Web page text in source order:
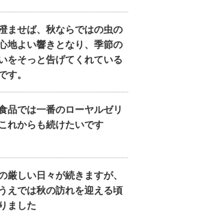
ませば、秋ならではの虫の
地よい響きとなり、季節の
をそっと告げてくれている
す。
品では一番のローヤルゼリ
れからも続けたいです
厳しい日々が続きますが、
えでは秋の訪れを迎える頃
ました